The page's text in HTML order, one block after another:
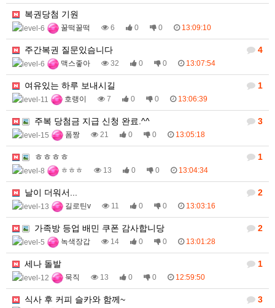
복권당첨 기원
꿀떡꿀떡 6 0 0 13:09:10
4
주간복권 질문있슴니다
맥스좋아 32 0 0 13:07:54
1
여유있는 하루 보내시길
호랭이 7 0 0 13:06:39
3
주복 당첨금 지급 신청 완료.^^
폼짱 21 0 0 13:05:18
1
ㅎㅎㅎㅎ
ㅎㅎㅎ 13 0 0 13:04:34
2
날이 더워서...
길로틴v 11 0 0 13:03:16
2
가족방 등업 배민 쿠폰 감사합니당
녹색장갑 14 0 0 13:01:28
1
세나 돌발
묵직 13 0 0 12:59:50
3
식사 후 커피 슬카와 함께~